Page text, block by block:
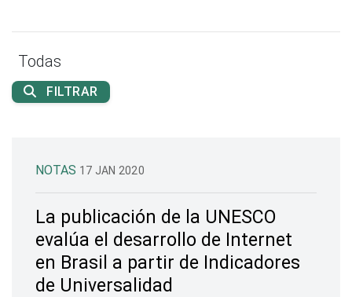
Todas
FILTRAR
NOTAS 17 JAN 2020
La publicación de la UNESCO
evalúa el desarrollo de Internet
en Brasil a partir de Indicadores
de Universalidad